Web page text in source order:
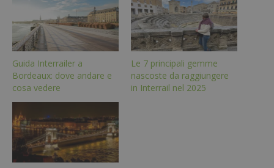
Guida Interrailer a
Bordeaux: dove andare e
cosa vedere
Le 7 principali gemme
nascoste da raggiungere
in Interrail nel 2025